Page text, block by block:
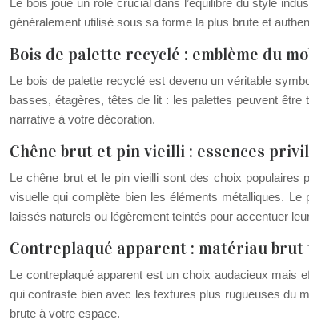
Le bois joue un rôle crucial dans l’équilibre du style
généralement utilisé sous sa forme la plus brute et
Bois de palette recyclé : emblème du
Le bois de palette recyclé est devenu un véritable
basses, étagères, têtes de lit : les palettes peuvent
narrative à votre décoration.
Chêne brut et pin vieilli : essences
Le chêne brut et le pin vieilli sont des choix populaires
visuelle qui complète bien les éléments métalliques.
laissés naturels ou légèrement teintés pour accentuer
Contreplaqué apparent : matériau
Le contreplaqué apparent est un choix audacieux mais
qui contraste bien avec les textures plus rugueuses du
brute à votre espace.